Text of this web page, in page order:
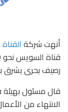
أنهت شركة
رصيف بحرى بشرق
قال مسئول بهيئة
الانتهاء من